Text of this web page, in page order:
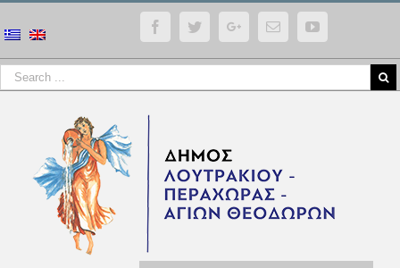
FacebookTwitterGoogle+Email YouTube